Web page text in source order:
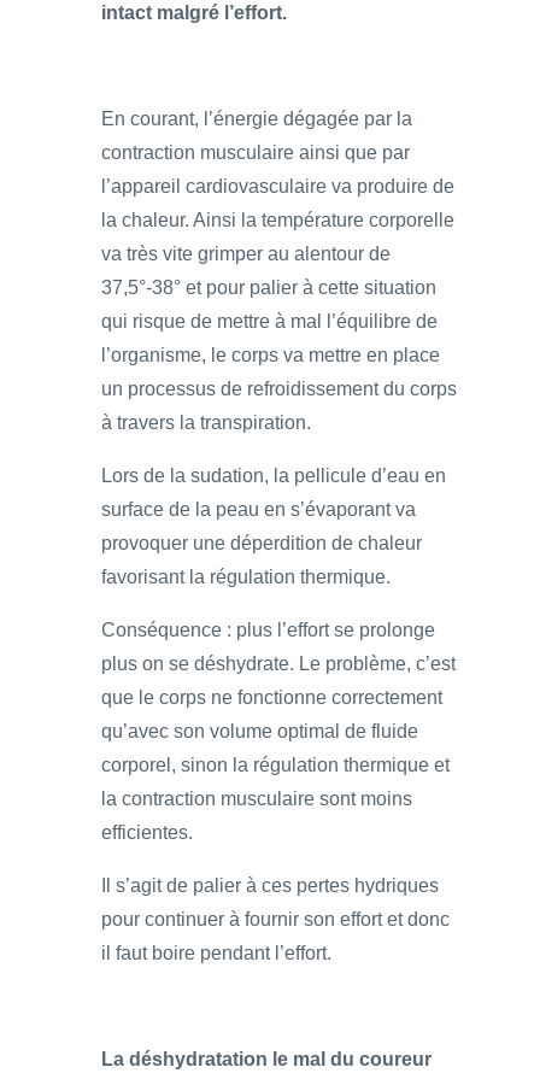
intact malgré l’effort.
En courant, l’énergie dégagée par la
contraction musculaire ainsi que par
l’appareil cardiovasculaire va produire de
la chaleur. Ainsi la température corporelle
va très vite grimper au alentour de
37,5°-38° et pour palier à cette situation
qui risque de mettre à mal l’équilibre de
l’organisme, le corps va mettre en place
un processus de refroidissement du corps
à travers la transpiration.
Lors de la sudation, la pellicule d’eau en
surface de la peau en s’évaporant va
provoquer une déperdition de chaleur
favorisant la régulation thermique.
Conséquence : plus l’effort se prolonge
plus on se déshydrate. Le problème, c’est
que le corps ne fonctionne correctement
qu’avec son volume optimal de fluide
corporel, sinon la régulation thermique et
la contraction musculaire sont moins
efficientes.
Il s’agit de palier à ces pertes hydriques
pour continuer à fournir son effort et donc
il faut boire pendant l’effort.
La déshydratation le mal du coureur